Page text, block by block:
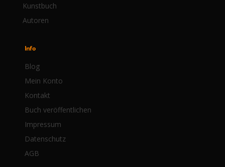
Kunstbuch
Autoren
Info
Blog
Mein Konto
Kontakt
Buch veröffentlichen
Impressum
Datenschutz
AGB